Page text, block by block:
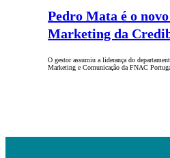
Pedro Mata é o
Marketing da
O gestor assumiu a liderança do
Marketing e Comunicação da FNAC